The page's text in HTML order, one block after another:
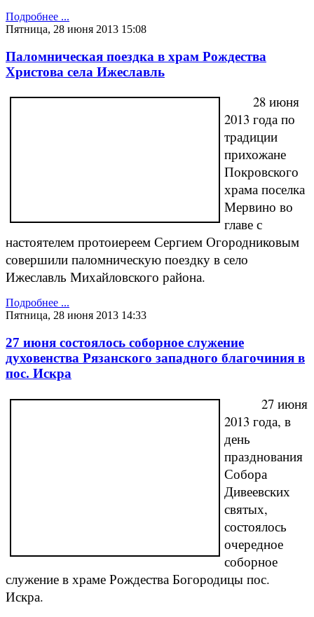
Подробнее ...
Пятница, 28 июня 2013 15:08
Паломническая поездка в храм Рождества
Христова села Ижеславль
28 июня
2013 года по
традиции
прихожане
Покровского
храма поселка
Мервино во
главе с
настоятелем протоиереем Сергием Огородниковым
совершили паломническую поездку в село
Ижеславль Михайловского района.
Подробнее ...
Пятница, 28 июня 2013 14:33
27 июня состоялось соборное служение
духовенства Рязанского западного благочиния в
пос. Искра
27 июня
2013 года, в
день
празднования
Собора
Дивеевских
святых,
состоялось
очередное
соборное
служение в храме Рождества Богородицы пос.
Искра.